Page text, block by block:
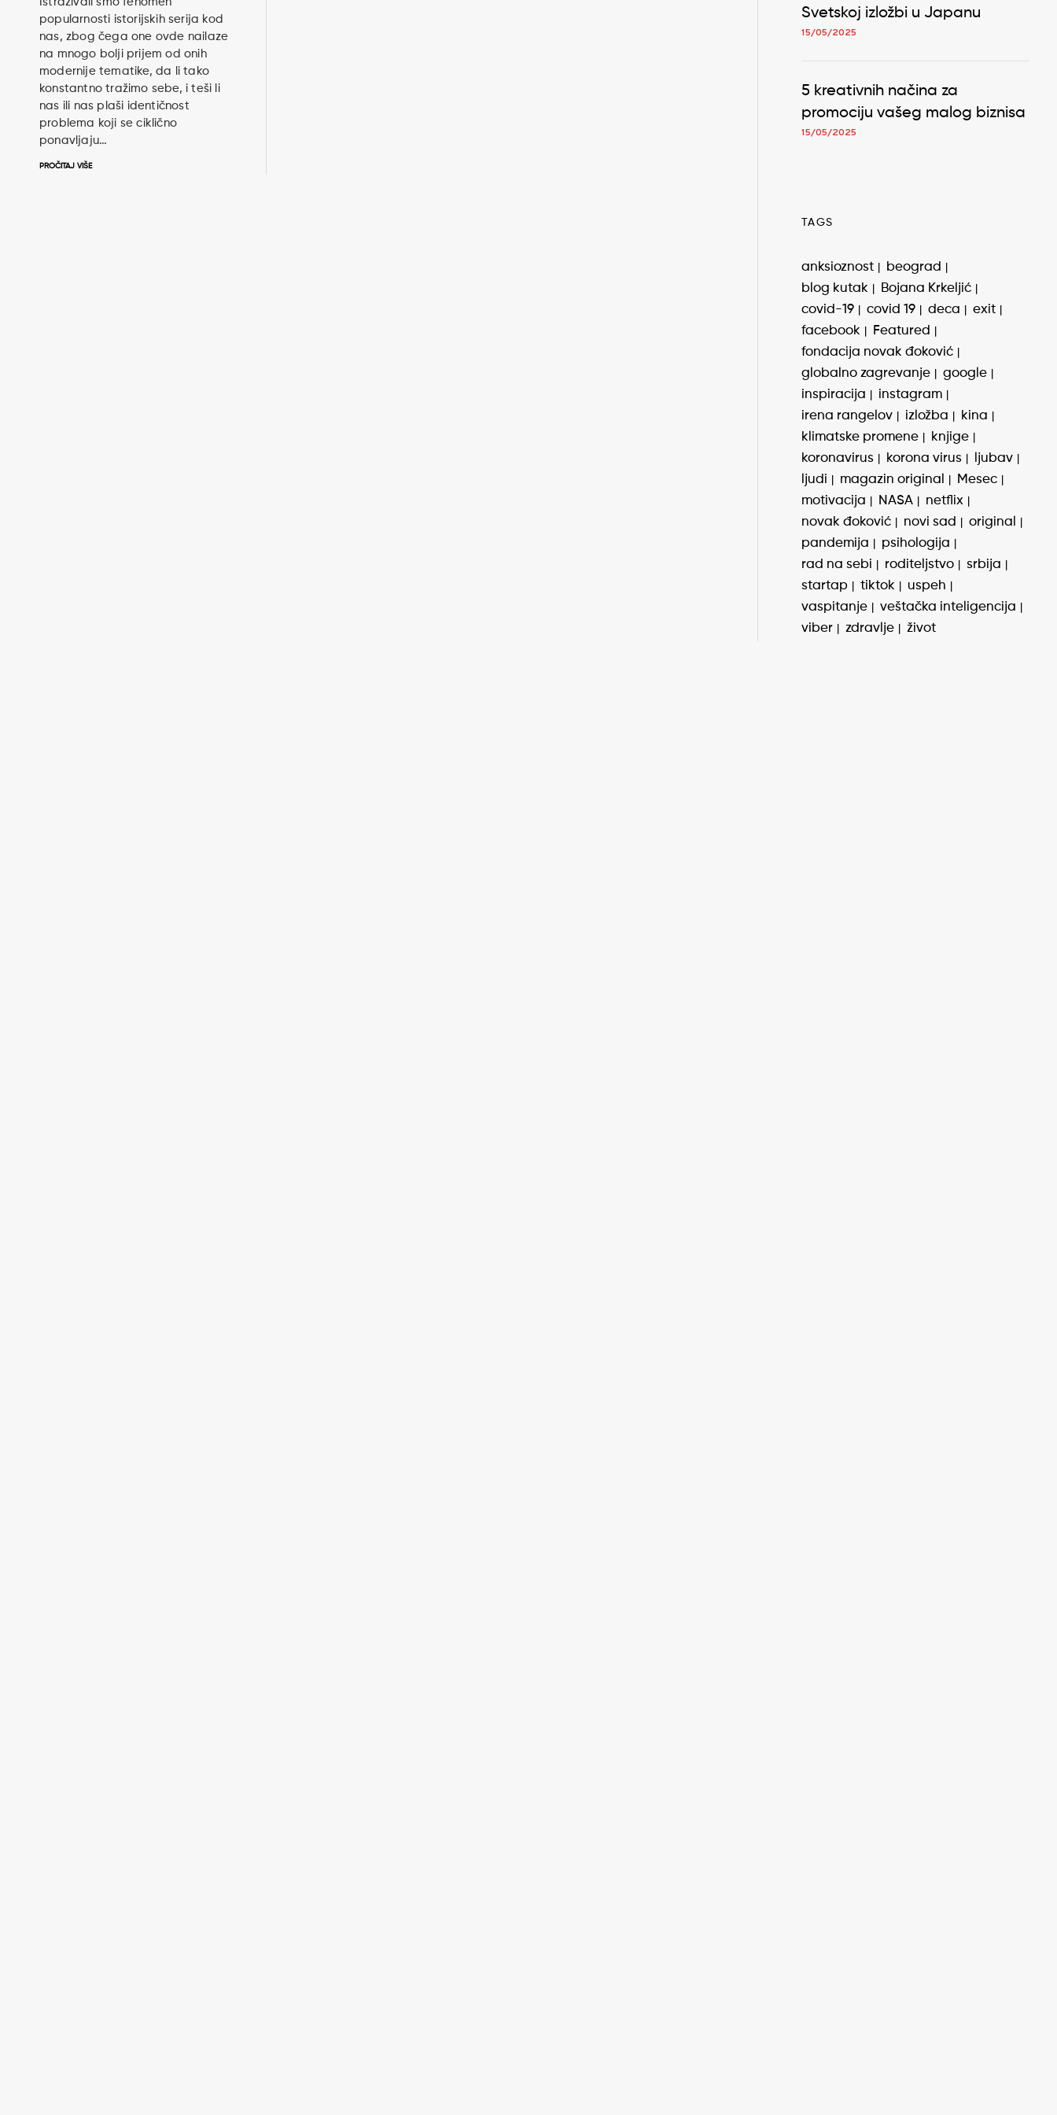
popularnosti istorijskih serija kod
nas, zbog čega one ovde nailaze
na mnogo bolji prijem od onih
modernije tematike, da li tako
konstantno tražimo sebe, i teši li
nas ili nas plaši identičnost
problema koji se ciklično
ponavljaju…
PROČITAJ VIŠE
Svetskoj izložbi u Japanu
15/05/2025
5 kreativnih načina za
promociju vašeg malog biznisa
15/05/2025
TAGS
anksioznost
beograd
blog kutak
Bojana Krkeljić
covid-19
covid 19 deca
exit
facebook
Featured
fondacija novak đoković
globalno zagrevanje
google
inspiracija
instagram
irena rangelov
izložba
kina
klimatske promene
knjige
koronavirus
korona virus
ljubav
ljudi
magazin original
Mesec
motivacija
NASA
netflix
novak đoković
novi sad
original
pandemija
psihologija
rad na sebi
roditeljstvo
srbija
startap
tiktok
uspeh
vaspitanje
veštačka inteligencija
viber
zdravlje život